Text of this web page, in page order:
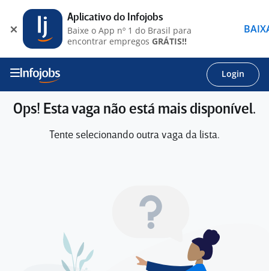
Login
Ops! Esta vaga não está mais disponível.
Tente selecionando outra vaga da lista.
Aplicativo do Infojobs
Baixe o App nº 1 do Brasil para
encontrar empregos GRÁTIS!!